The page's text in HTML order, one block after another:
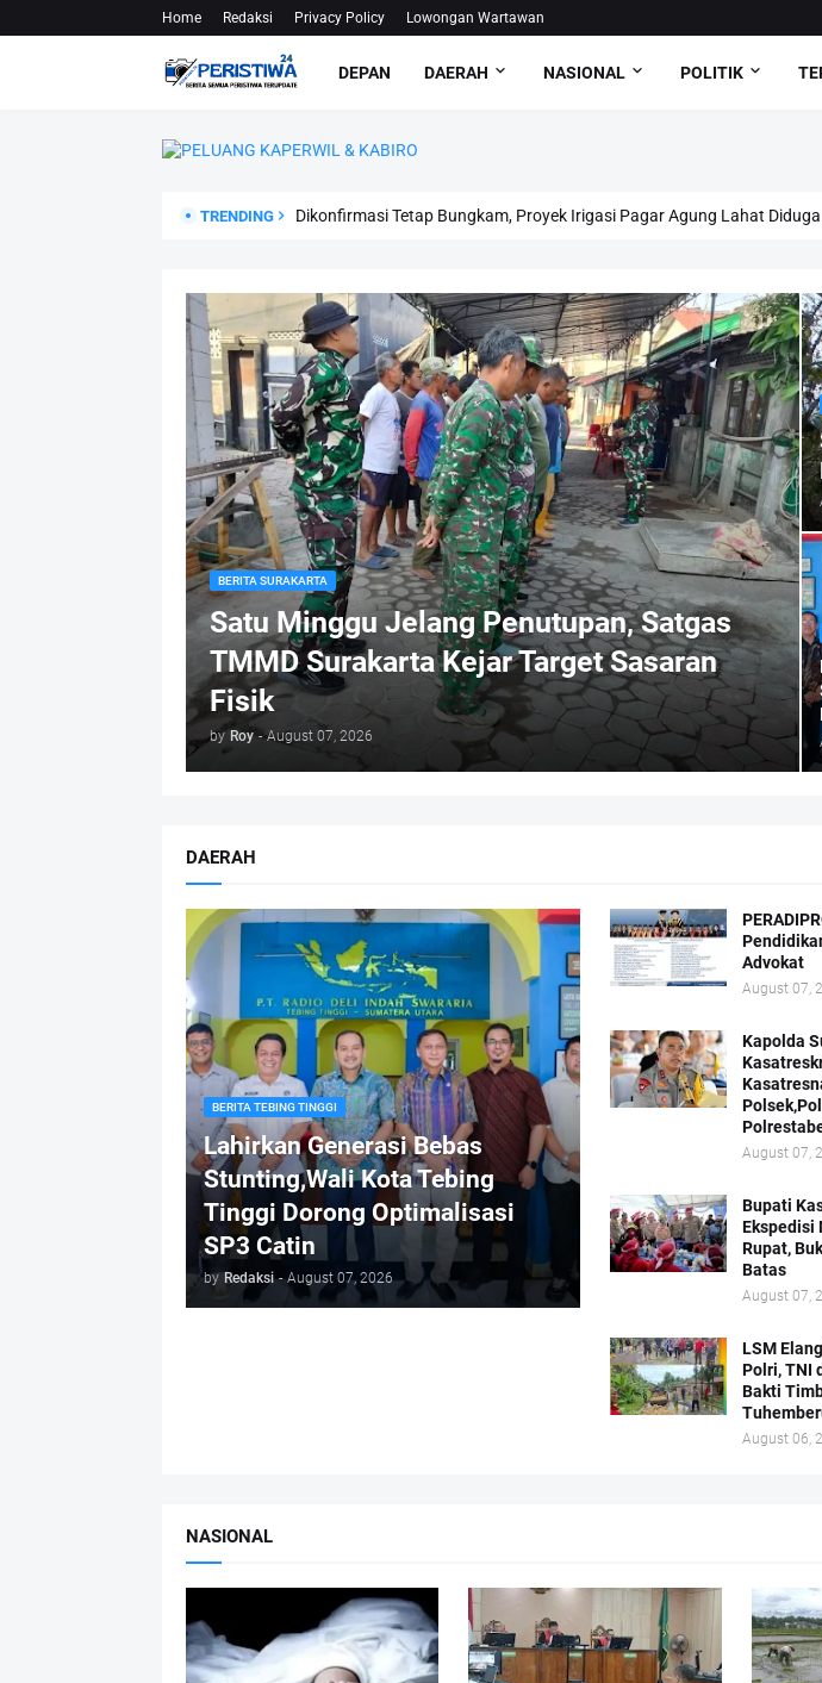
Home Redaksi Privacy Policy Lowongan Wartawan
DEPAN DAERAH NASIONAL POLITIK
TRENDING Dikonfirmasi Tetap Bungkam, Proyek Irigasi Pagar Agung Lahat
BERITA SURAKARTA
Satu Minggu Jelang Penutupan, Satgas
TMMD Surakarta Kejar Target Sasaran
Fisik
by Roy - August 07, 2026
DAERAH
BERITA TEBING TINGGI
Lahirkan Generasi Bebas
Stunting,Wali Kota Tebing
Tinggi Dorong Optimalisasi
SP3 Catin
by Redaksi - August 07, 2026
Advokat
August 07,
Kapolda
August 07,
Bupati
Ekspedisi
Rupat,
Batas
August 07,
LSM
Polri, TNI
Bakti
August 06,
NASIONAL